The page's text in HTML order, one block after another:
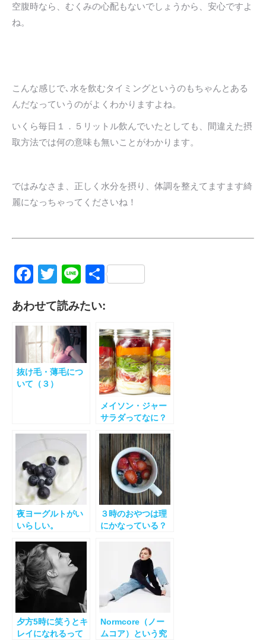
空腹時なら、むくみの心配もないでしょうから、安心ですよ
ね。
こんな感じで､水を飲むタイミングというのもちゃんとある
んだなっていうのがよくわかりますよね。
いくら毎日１．５リットル飲んでいたとしても、間違えた摂
取方法では何の意味も無いことがわかります。
ではみなさま、正しく水分を摂り、体調を整えてますます綺
麗になっちゃってくださいね！
Facebook
Twitter
Line共
あわせて読みたい:
抜け毛・薄毛につ
いて（３）
メイソン・ジャー
サラダってなに？
夜ヨーグルトがい
いらしい。
３時のおやつは理
にかなっている？
夕方5時に笑うとキ
レイになれるって
Normcore（ノー
ムコア）という究